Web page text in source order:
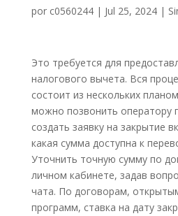
por c0560244| Jul 25, 2024|
Это требуется для
налогового вычета. Вся
состоит из нескольких
можно позвонить оператору
создать заявку на закрытие
какая сумма доступна к
Уточнить точную сумму по
личном кабинете, задав
чата. По договорам,
программ, ставка на дату